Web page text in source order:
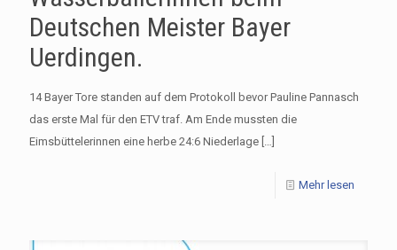
Deutschen Meister Bayer
Uerdingen.
14 Bayer Tore standen auf dem Protokoll bevor Pauline Pannasch
das erste Mal für den ETV traf. Am Ende mussten die
Eimsbüttelerinnen eine herbe 24:6 Niederlage […]
Mehr lesen